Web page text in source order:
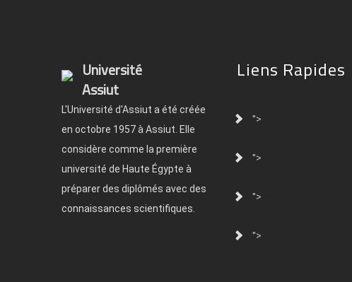
Université
Assiut
L'Université d'Assiut a été créée
en octobre 1957 à Assiut. Elle
considère comme la première
université de Haute Égypte à
préparer des diplômés avec des
connaissances scientifiques.
Liens Rapides
">
">
">
">